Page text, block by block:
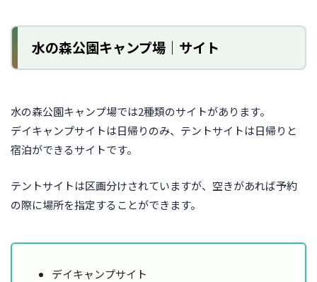
水の森公園キャンプ場｜サイト
水の森公園キャンプ場では2種類のサイトがあります。
デイキャンプサイトは日帰りのみ、テントサイトは日帰りと
宿泊ができるサイトです。
テントサイトは区画分けされていますが、空きがあれば予約
の際に場所を指定することができます。
デイキャンプサイト